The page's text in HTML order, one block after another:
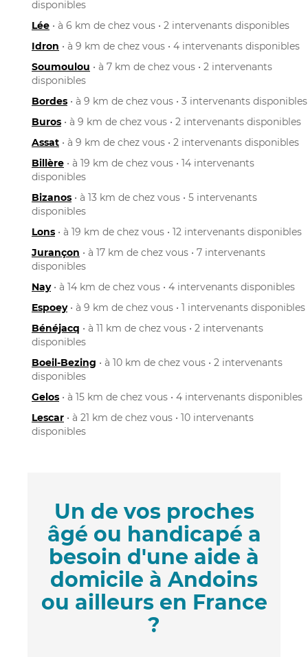
disponibles
Lée • à 6 km de chez vous • 2 intervenants disponibles
Idron • à 9 km de chez vous • 4 intervenants disponibles
Soumoulou • à 7 km de chez vous • 2 intervenants
disponibles
Bordes • à 9 km de chez vous • 3 intervenants disponibles
Buros • à 9 km de chez vous • 2 intervenants disponibles
Assat • à 9 km de chez vous • 2 intervenants disponibles
Billère • à 19 km de chez vous • 14 intervenants
disponibles
Bizanos • à 13 km de chez vous • 5 intervenants
disponibles
Lons • à 19 km de chez vous • 12 intervenants disponibles
Jurançon • à 17 km de chez vous • 7 intervenants
disponibles
Nay• à 14 km de chez vous • 4 intervenants disponibles
Espoey• à 9 km de chez vous • 1 intervenants disponibles
Bénéjacq • à 11 km de chez vous • 2 intervenants
disponibles
Boeil-Bezing • à 10 km de chez vous • 2 intervenants
disponibles
Gelos • à 15 km de chez vous • 4 intervenants disponibles
Lescar • à 21 km de chez vous • 10 intervenants
disponibles
Un de vos proches
âgé ou handicapé a
besoin d'une aide à
domicile à Andoins
ou ailleurs en France
?